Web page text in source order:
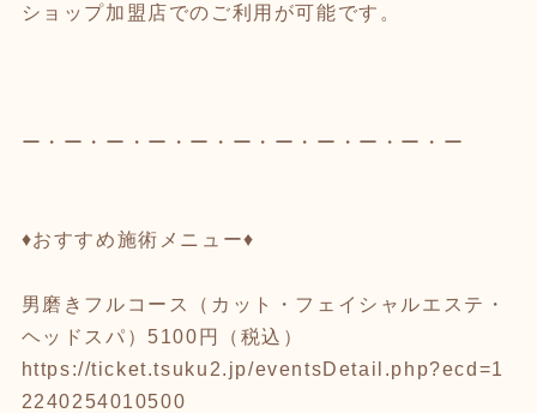
ショップ加盟店でのご利用が可能です。
ー・ー・ー・ー・ー・ー・ー・ー・ー・ー・ー
♦︎おすすめ施術メニュー♦︎
男磨きフルコース（カット・フェイシャルエステ・
ヘッドスパ）5100円（税込）
https://ticket.tsuku2.jp/eventsDetail.php?ecd=1
2240254010500